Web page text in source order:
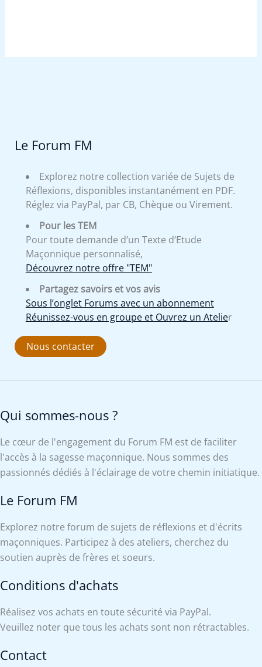
Le Forum FM
Explorez notre collection variée de Sujets de
Réflexions, disponibles instantanément en PDF.
Réglez via PayPal, par CB, Chèque ou Virement.
Pour les TEM
Pour toute demande d’un Texte d’Etude
Maçonnique personnalisé,
Découvrez notre offre "TEM"
Partagez savoirs et vos avis
Sous l’onglet Forums avec un abonnement
Réunissez-vous en groupe et Ouvrez un Atelier
Nous contacter
Qui sommes-nous ?
Le cœur de l'engagement du Forum FM est de faciliter
l'accès à la sagesse maçonnique. Nous sommes des
passionnés dédiés à l'éclairage de votre chemin initiatique.
Le Forum FM
Explorez notre forum de sujets de réflexions et d'écrits
maçonniques. Participez à des ateliers, cherchez du
soutien auprès de frères et soeurs.
Conditions d'achats
Réalisez vos achats en toute sécurité via PayPal.
Veuillez noter que tous les achats sont non rétractables.
Contact